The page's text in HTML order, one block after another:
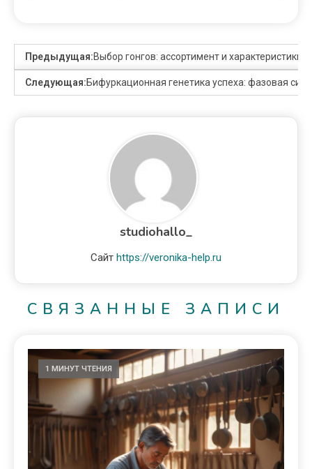
Предыдущая:Выбор гонгов: ассортимент и характеристики
Следующая:Бифуркационная генетика успеха: фазовая
studiohallo_
Сайт https://veronika-help.ru
СВЯЗАННЫЕ ЗАПИСИ
1 МИНУТ ЧТЕНИЯ